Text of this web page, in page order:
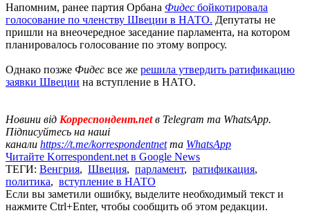
Напомним, ранее партия Орбана Фидес бойкотировала
голосование по членству Швеции в НАТО. Депутаты не
пришли на внеочередное заседание парламента, на котором
планировалось голосование по этому вопросу.
Однако позже Фидес все же решила утвердить ратификацию
заявки Швеции на вступление в НАТО.
Новини від Корреспондент.netв Telegram та WhatsApp.
Підписуйтесь на наші
канали https://t.me/korrespondentnetта WhatsApp
Читайте Korrespondent.net в Google News
ТЕГИ: Венгрия, Швеция, парламент, ратификация,
политика, вступление в НАТО
Если вы заметили ошибку, выделите необходимый текст и
нажмите Ctrl+Enter, чтобы сообщить об этом редакции.